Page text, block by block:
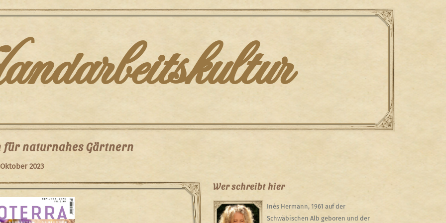
naturnahes Gärtnern
2023
Wer schreibt hier
Inés Hermann, 1961 auf der
Schwäbischen Alb geboren und der